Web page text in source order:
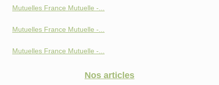
Mutuelles France Mutuelle -...
Mutuelles France Mutuelle -...
Mutuelles France Mutuelle -...
Nos articles